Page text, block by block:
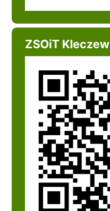
ZSOiT Kleczew